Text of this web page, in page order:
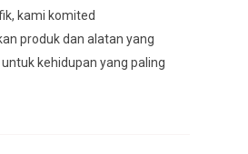
kami komited
produk dan alatan yang
kehidupan yang paling